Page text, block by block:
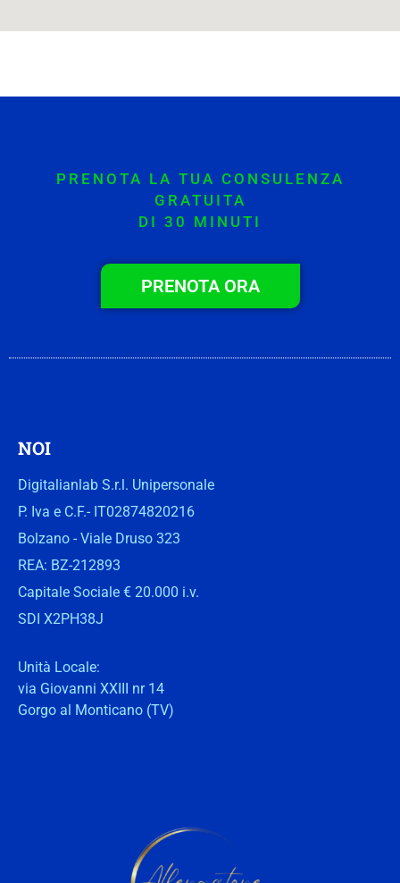
PRENOTA LA TUA CONSULENZA
GRATUITA
DI 30 MINUTI
PRENOTA ORA
NOI
Digitalianlab S.r.l. Unipersonale
P. Iva e C.F.- IT02874820216
Bolzano - Viale Druso 323
REA: BZ-212893
Capitale Sociale € 20.000 i.v.
SDI X2PH38J
Unità Locale:
via Giovanni XXIII nr 14
Gorgo al Monticano (TV)